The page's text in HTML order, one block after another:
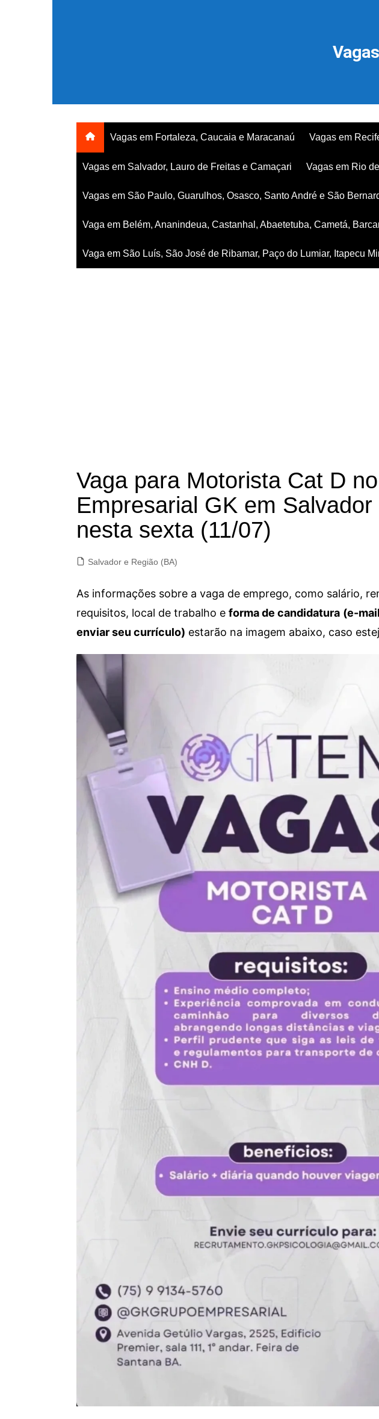
Vagas em Fortaleza, Caucaia e Maracanaú Vagas em
Vagas em Salvador, Lauro de Freitas e Camaçari Vagas em Rio
Vagas em São Paulo, Guarulhos, Osasco, Santo André e São
Vaga em Belém, Ananindeua, Castanhal, Abaetetuba, Cametá,
Vaga em São Luís, São José de Ribamar, Paço do Lumiar, Itapecu
Vaga para Motorista Cat D
Empresarial GK em
nesta sexta (11/07)
Salvador e Região (BA)
As informações sobre a vaga de emprego, como salário,
requisitos, local de trabalho e forma de candidatura (e-
enviar seu currículo) estarão na imagem abaixo, caso